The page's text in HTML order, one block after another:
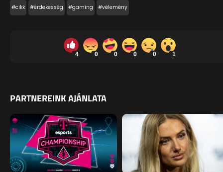
#cikk #érdekesség #gaming #vélemény
4 0 0 0 0 1
PARTNEREINK AJÁNLATA